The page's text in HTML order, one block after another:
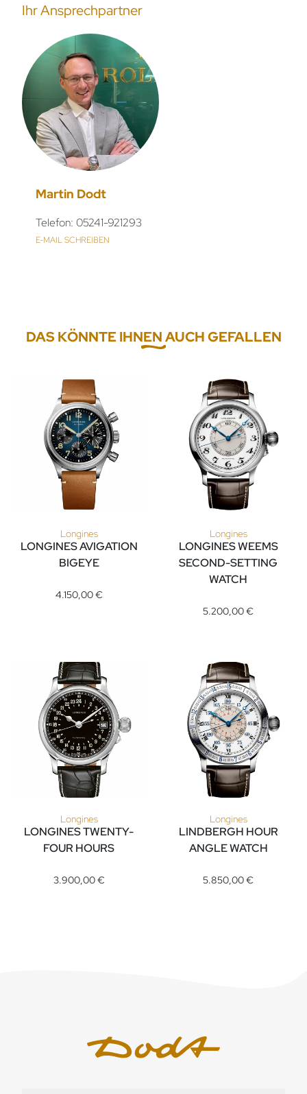
Ihr Ansprechpartner
Martin Dodt
Telefon: 05241-921293
E-MAIL SCHREIBEN
DAS KÖNNTE IHNEN AUCH GEFALLEN
Longines
LONGINES AVIGATION
BIGEYE
Longines LONGINES AVIGATION BIGEYE, Ref: L2.816.1.93.2,
4.150,00 €
Longines
LONGINES WEEMS
SECOND-SETTING
WATCH
5.200,00 €
Longines
LONGINES TWENTY-
FOUR HOURS
3.900,00 €
Longines
LINDBERGH HOUR
ANGLE WATCH
5.850,00 €